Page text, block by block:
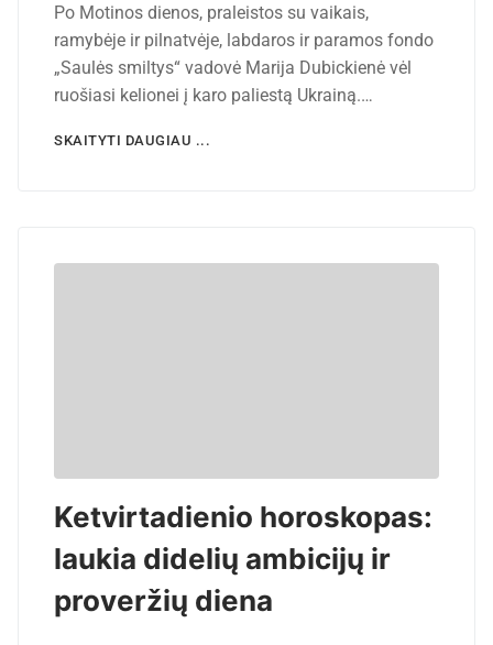
Po Motinos dienos, praleistos su vaikais,
ramybėje ir pilnatvėje, labdaros ir paramos fondo
„Saulės smiltys“ vadovė Marija Dubickienė vėl
ruošiasi kelionei į karo paliestą Ukrainą.…
SKAITYTI DAUGIAU ...
Ketvirtadienio horoskopas:
laukia didelių ambicijų ir
proveržių diena